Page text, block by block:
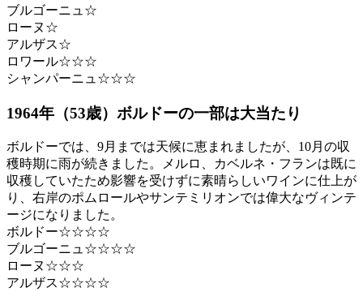
ブルゴーニュ☆
ローヌ☆
アルザス☆
ロワール☆☆☆
シャンパーニュ☆☆☆
1964年（53歳）ボルドーの一部は大当たり
ボルドーでは、9月までは天候に恵まれましたが、10月の収
穫時期に雨が続きました。メルロ、カベルネ・フランは既に
収穫していたため影響を受けずに素晴らしいワインに仕上が
り、右岸のポムロールやサンテミリオンでは偉大なヴィンテ
ージになりました。
ボルドー☆☆☆☆
ブルゴーニュ☆☆☆☆
ローヌ☆☆☆
アルザス☆☆☆☆